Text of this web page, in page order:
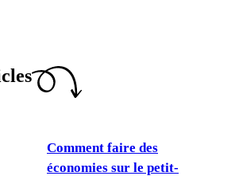
Comment faire des
économies sur le petit-